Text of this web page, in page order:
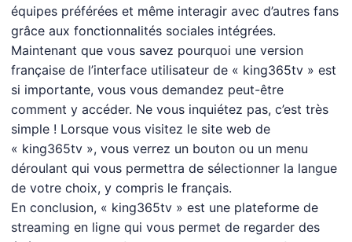
équipes préférées et même interagir avec d’autres fans
grâce aux fonctionnalités sociales intégrées.
Maintenant que vous savez pourquoi une version
française de l’interface utilisateur de « king365tv » est
si importante, vous vous demandez peut-être
comment y accéder. Ne vous inquiétez pas, c’est très
simple ! Lorsque vous visitez le site web de
« king365tv », vous verrez un bouton ou un menu
déroulant qui vous permettra de sélectionner la langue
de votre choix, y compris le français.
En conclusion, « king365tv » est une plateforme de
streaming en ligne qui vous permet de regarder des